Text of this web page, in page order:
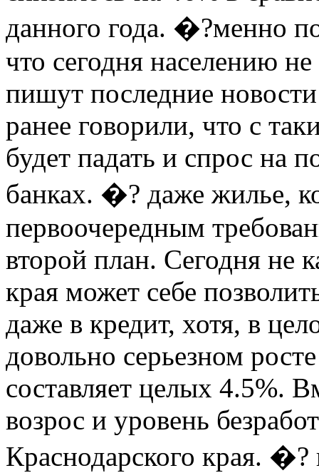
данного года. �?менно
что сегодня населению
пишут последние
ранее говорили, что с
будет падать и спрос на
банках. �? даже жилье,
первоочередным
второй план. Сегодня не
края может себе
даже в кредит, хотя, в
довольно серьезном
составляет целых 4.5%.
возрос и уровень
Краснодарского края. �?